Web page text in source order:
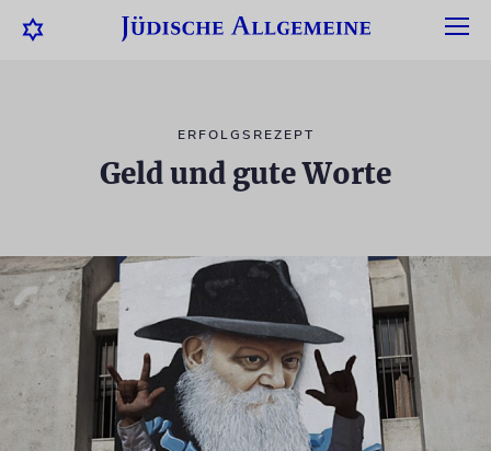
ERFOLGSREZEPT
Geld und gute Worte